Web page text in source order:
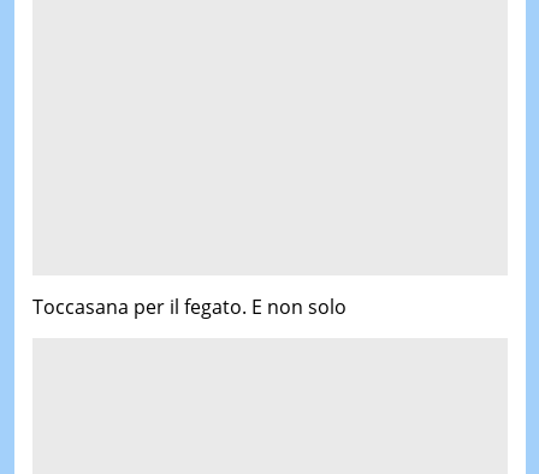
Toccasana per il fegato. E non solo